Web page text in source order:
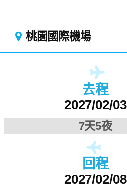
桃園國際機場
去程
2027/02/03
7天5夜
回程
2027/02/08